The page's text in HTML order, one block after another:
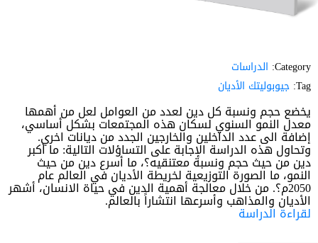
Category: الدراسات
Tag: جيوبوليتك الأديان
يخضع حجم ونسبة كل دين لعدد من العوامل لعل من أهمها
معدل النمو السنوي لسكان هذه المجتمعات بشكل أساسي،
إضافة الى عدد الداخلين والخارجين الجدد من ديانات اخري.
وتحاول هذه الدراسة الإجابة على التساؤلات التالية: ما أكبر
دين من حيث حجم ونسبة معتنقيه؟، ما أسرع دين من حيث
النمو، ما الصورة التوزيعية لخريطة الأديان في العالم عام
2050م؟. من خلال معالجة أهمية الدين في حياة الانسان، أشهر
الأديان والمذاهب وأسرعها انتشاراً بالعالم.
لقراءة الدراسة